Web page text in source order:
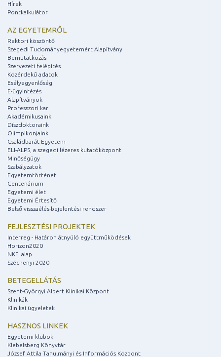
Hírek
Pontkalkulátor
AZ EGYETEMRŐL
Rektori köszöntő
Szegedi Tudományegyetemért Alapítvány
Bemutatkozás
Szervezeti felépítés
Közérdekű adatok
Esélyegyenlőség
E-ügyintézés
Alapítványok
Professzori kar
Akadémikusaink
Díszdoktoraink
Olimpikonjaink
Családbarát Egyetem
ELI-ALPS, a szegedi lézeres kutatóközpont
Minőségügy
Szabályzatok
Egyetemtörténet
Centenárium
Egyetemi élet
Egyetemi Értesítő
Belső visszaélés-bejelentési rendszer
FEJLESZTÉSI PROJEKTEK
Interreg - Határon átnyúló együttműködések
Horizon2020
NKFI alap
Széchenyi 2020
BETEGELLÁTÁS
Szent-Györgyi Albert Klinikai Központ
Klinikák
Klinikai ügyeletek
HASZNOS LINKEK
Egyetemi klubok
Klebelsberg Könyvtár
József Attila Tanulmányi és Információs Központ